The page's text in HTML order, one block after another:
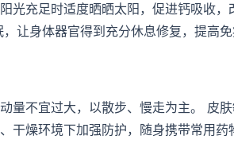
光充足时适度晒晒太阳，促进钙吸收，
让身体器官得到充分休息修复，提高免
量不宜过大，以散步、慢走为主。 皮
干燥环境下加强防护，随身携带常用药